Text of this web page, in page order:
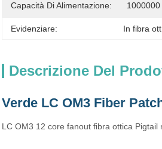
Capacità Di Alimentazione: 1000000
Evidenziare: In fibra
Descrizione Del
Verde LC OM3 Fiber
LC OM3 12 core fanout fibra ottica